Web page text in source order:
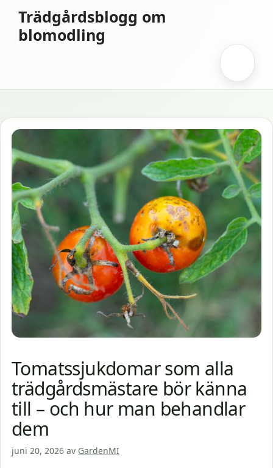
innehåll
Trädgårdsblogg om
blomodling
Tomatssjukdomar som alla
trädgårdsmästare bör känna
till – och hur man behandlar
dem
juni 20, 2026 av GardenMI